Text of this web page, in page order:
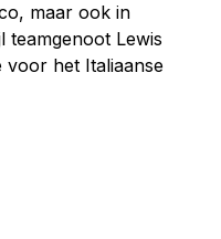
maar ook in
teamgenoot Lewis
voor het Italiaanse